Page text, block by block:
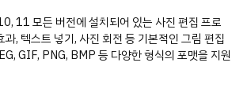
11 모든 버전에 설치되어 있는 사진 편집 프로
, 텍스트 넣기, 사진 회전 등 기본적인 그림 편집
GIF, PNG, BMP 등 다양한 형식의 포맷을 지원